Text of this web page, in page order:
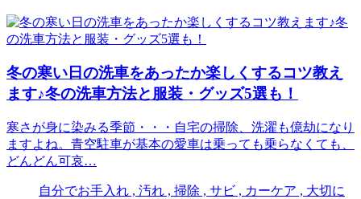
冬の寒い日の洗車をあったか楽しくするコツ教え
ます♪冬の洗車方法と服装・グッズ5選も！
寒さが身に染みる季節・・・自宅の掃除、洗濯も億劫になり
ますよね。青空駐車が基本の愛車は乗っても乗らなくても、
どんどん可哀…
自分でお手入れ , 汚れ , 掃除 , サビ , カーケア , 大切に